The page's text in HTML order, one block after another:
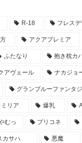
R-18 フレス
アクアプレミア
ふたなり 抱き枕カ
アヴェール ナカジョ
グランブルーファンタ
ミリア 爆乳
むっ プリコネ
カサハ 悪魔